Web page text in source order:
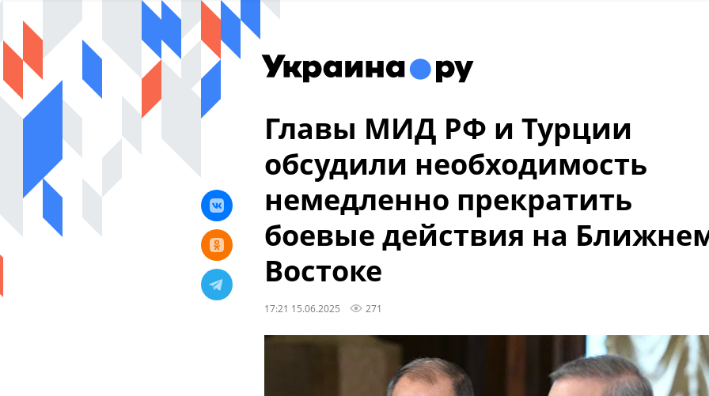
Главы МИД РФ и Турции
обсудили необходимость
немедленно прекратить
боевые действия на
Востоке
17:21 15.06.2025 271